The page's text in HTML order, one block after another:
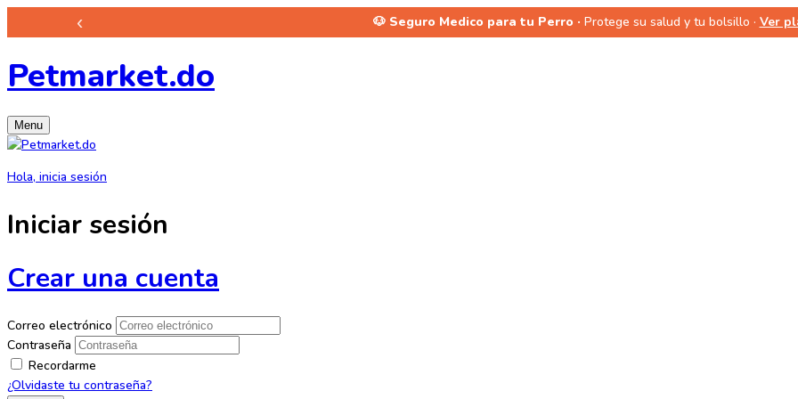
‹ 🐶 Seguro Medico para tu Perro · Protege su salud y tu bolsillo · Ver
Petmarket.do
Menu
Hola, inicia sesión
Iniciar sesión
Crear una cuenta
Correo electrónico
Contraseña
Recordarme
¿Olvidaste tu contraseña?